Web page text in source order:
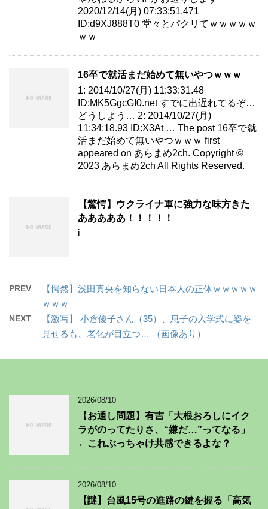
2020/12/14(月) 07:33:51.471
ID:d9XJ888T0 堂々とパクリてｗｗｗｗｗ
ｗｗ
16卒で就活まだ始めて無いやつｗｗｗ
1: 2014/10/27(月) 11:33:31.48
ID:MK5GgcGI0.net すでに出遅れてるぞ…
どうしよう… 2: 2014/10/27(月)
11:34:18.93 ID:X3At … The post 16卒で就
活まだ始めて無いやつｗｗｗ first
appeared on あらまめ2ch. Copyright ©
2023 あらまめ2ch All Rights Reserved.
【驚愕】ウクライナ軍に強力な味方きた
あああああ！！！！！
i
PREV
【愕然】浅田真央を知らない日本人の正体ｗｗｗｗｗ
ｗｗｗ
NEXT
【激写】 小倉優子さん（35）、息子の入学式に姿を
見せるも、老化が目立つ… （画像あり）
2026/08/10
【お通し問題】有吉「大根おろしにイク
ラがのってたりさ、“嫌だ…”ってなる」
←これぶっちゃけ共感できるよな？
2026/08/10
【謎】台風15号の進路の鍵を握る「高気